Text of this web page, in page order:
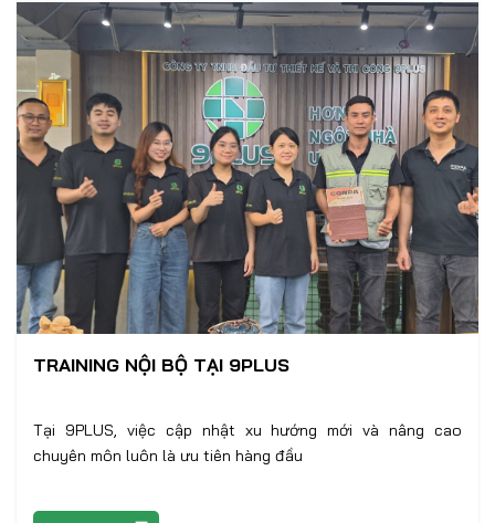
TRAINING NỘI BỘ TẠI 9PLUS
Tại 9PLUS, việc cập nhật xu hướng mới và nâng cao
chuyên môn luôn là ưu tiên hàng đầu